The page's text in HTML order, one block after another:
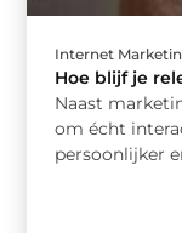
Internet
Hoe blijf je
Naast
om écht
persoonlijker